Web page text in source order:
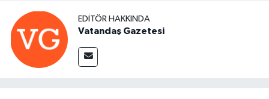
EDITÖR HAKKINDA
Vatandaş Gazetesi